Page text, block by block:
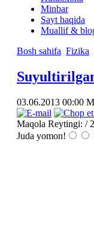
Minbar
Sayt haqida
Muallif &
Bosh sahifa Fizika
03.06.2013 00:00
Maqola Reytingi: / 2
Juda yomon!